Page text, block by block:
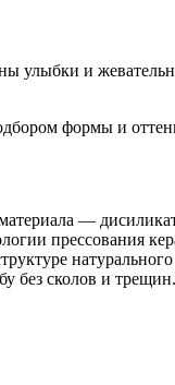
улыбки и
формы и
—
прессования
без сколов и трещин.